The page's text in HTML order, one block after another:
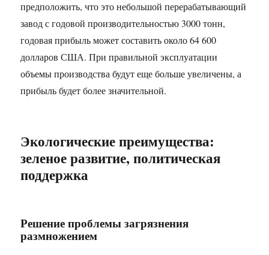
предположить, что это небольшой перерабатывающий
завод с годовой производительностью 3000 тонн,
годовая прибыль может составить около 64 600
долларов США. При правильной эксплуатации
объемы производства будут еще больше увеличены, а
прибыль будет более значительной. ​
Экологические преимущества:
зеленое развитие, политическая
поддержка​
Решение проблемы загрязнения
размножением​